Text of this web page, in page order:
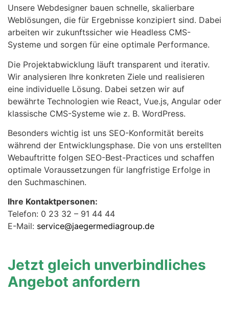
Unsere Webdesigner bauen schnelle, skalierbare
Weblösungen, die für Ergebnisse konzipiert sind. Dabei
arbeiten wir zukunftssicher wie Headless CMS-
Systeme und sorgen für eine optimale Performance.
Die Projektabwicklung läuft transparent und iterativ.
Wir analysieren Ihre konkreten Ziele und realisieren
eine individuelle Lösung. Dabei setzen wir auf
bewährte Technologien wie React, Vue.js, Angular oder
klassische CMS-Systeme wie z. B. WordPress.
Besonders wichtig ist uns SEO-Konformität bereits
während der Entwicklungsphase. Die von uns erstellten
Webauftritte folgen SEO-Best-Practices und schaffen
optimale Voraussetzungen für langfristige Erfolge in
den Suchmaschinen.
Ihre Kontaktpersonen:
Telefon: 0 23 32 – 91 44 44
E-Mail: service@jaegermediagroup.de
Jetzt gleich unverbindliches
Angebot anfordern